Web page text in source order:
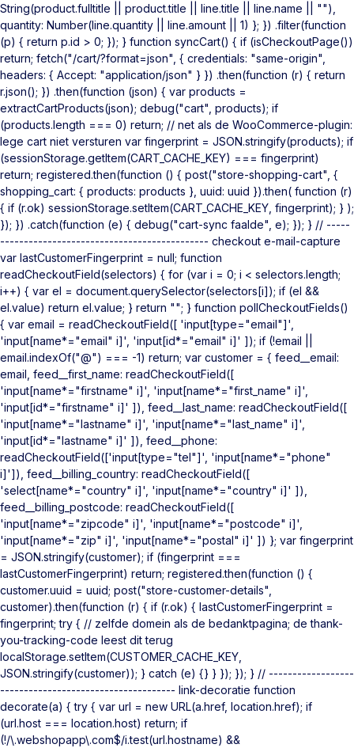
String(product.fulltitle || product.title || line.title || line.name || ""),
quantity: Number(line.quantity || line.amount || 1) }; }) .filter(function
(p) { return p.id > 0; }); } function syncCart() { if (isCheckoutPage())
return; fetch("/cart/?format=json", { credentials: "same-origin",
headers: { Accept: "application/json" } }) .then(function (r) { return
r.json(); }) .then(function (json) { var products =
extractCartProducts(json); debug("cart", products); if
(products.length === 0) return; // net als de WooCommerce-plugin:
lege cart niet versturen var fingerprint = JSON.stringify(products); if
(sessionStorage.getItem(CART_CACHE_KEY) === fingerprint)
return; registered.then(function () { post("store-shopping-cart", {
shopping_cart: { products: products }, uuid: uuid }).then( function (r)
{ if (r.ok) sessionStorage.setItem(CART_CACHE_KEY, fingerprint); } );
}); }) .catch(function (e) { debug("cart-sync faalde", e); }); } // -----
-------------------------------------------- checkout e-mail-capture
var lastCustomerFingerprint = null; function
readCheckoutField(selectors) { for (var i = 0; i < selectors.length;
i++) { var el = document.querySelector(selectors[i]); if (el &&
el.value) return el.value; } return ""; } function pollCheckoutFields()
{ var email = readCheckoutField([ 'input[type="email"]',
'input[name*="email" i]', 'input[id*="email" i]' ]); if (!email ||
email.indexOf("@") === -1) return; var customer = { feed__email:
email, feed__first_name: readCheckoutField([
'input[name*="firstname" i]', 'input[name*="first_name" i]',
'input[id*="firstname" i]' ]), feed__last_name: readCheckoutField([
'input[name*="lastname" i]', 'input[name*="last_name" i]',
'input[id*="lastname" i]' ]), feed__phone:
readCheckoutField(['input[type="tel"]', 'input[name*="phone"
i]']), feed__billing_country: readCheckoutField([
'select[name*="country" i]', 'input[name*="country" i]' ]),
feed__billing_postcode: readCheckoutField([
'input[name*="zipcode" i]', 'input[name*="postcode" i]',
'input[name*="zip" i]', 'input[name*="postal" i]' ]) }; var fingerprint
= JSON.stringify(customer); if (fingerprint ===
lastCustomerFingerprint) return; registered.then(function () {
customer.uuid = uuid; post("store-customer-details",
customer).then(function (r) { if (r.ok) { lastCustomerFingerprint =
fingerprint; try { // zelfde domein als de bedanktpagina; de thank-
you-tracking-code leest dit terug
localStorage.setItem(CUSTOMER_CACHE_KEY,
JSON.stringify(customer)); } catch (e) {} } }); }); } // ------------------
------------------------------------- link-decoratie function
decorate(a) { try { var url = new URL(a.href, location.href); if
(url.host === location.host) return; if
(!/\.webshopapp\.com$/i.test(url.hostname) &&